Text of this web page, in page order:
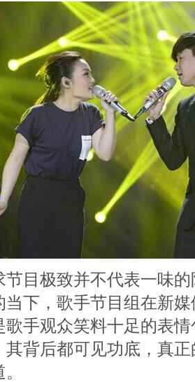
极致并不代表一味的
当下，歌手节目组在新
歌手观众笑料十足的表
其背后都可见功底，真